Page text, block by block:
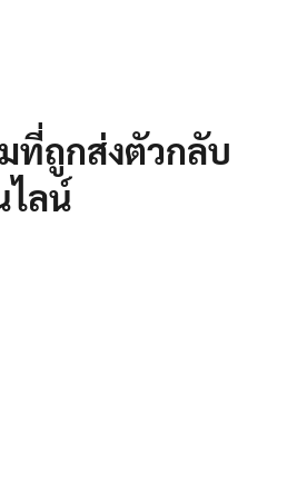
ที่ถูกส่งตัวกลับ
ลน์